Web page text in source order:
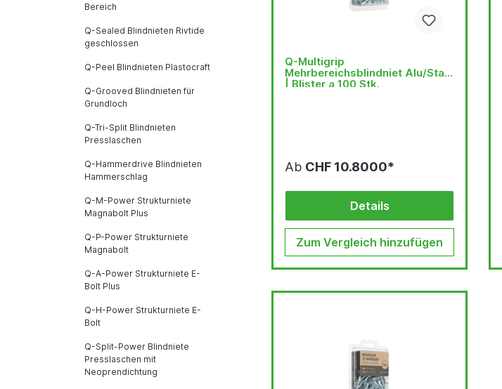
Bereich
Q-Sealed Blindnieten Rivtide
geschlossen
Q-Peel Blindnieten Plastocraft
Q-Grooved Blindnieten für
Grundloch
Q-Tri-Split Blindnieten
Presslaschen
Q-Hammerdrive Blindnieten
Hammerschlag
Q-M-Power Strukturniete
Magnabolt Plus
Q-P-Power Strukturniete
Magnabolt
Q-A-Power Strukturniete E-
Bolt Plus
Q-H-Power Strukturniete E-
Bolt
Q-Split-Power Blindniete
Presslaschen mit
Neoprendichtung
Q-Multigrip
Mehrbereichsblindniet Alu/Stahl
| Blister a 100 Stk.
Ab CHF 10.8000*
Details
Zum Vergleich hinzufügen